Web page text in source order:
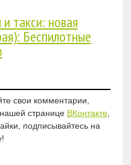
такси: новая
Беспилотные
свои комментарии,
странице ВКонтакте,
подписывайтесь на